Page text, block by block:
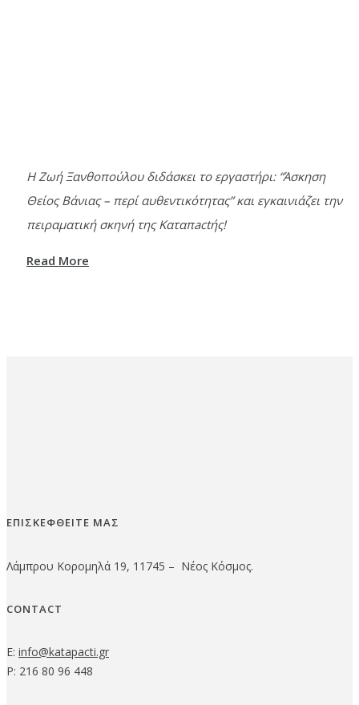
Η Ζωή Ξανθοπούλου διδάσκει το εργαστήρι: “Άσκηση
Θείος Βάνιας – περί αυθεντικότητας” και εγκαινιάζει την
πειραματική σκηνή της Καταπactής!
Read More
ΕΠΙΣΚΕΦΘΕΙΤΕ ΜΑΣ
Λάμπρου Κορομηλά 19, 11745 – Νέος Κόσμος.
CONTACT
E: info@katapacti.gr
P: 216 80 96 448